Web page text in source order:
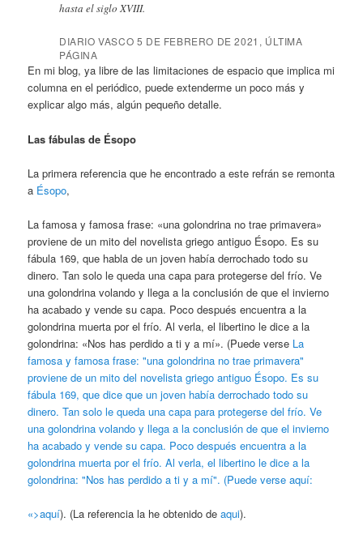
hasta el siglo XVIII.
DIARIO VASCO 5 DE FEBRERO DE 2021, ÚLTIMA
PÁGINA
En mi blog, ya libre de las limitaciones de espacio que implica mi
columna en el periódico, puede extenderme un poco más y
explicar algo más, algún pequeño detalle.
Las fábulas de Ésopo
La primera referencia que he encontrado a este refrán se remonta
a Ésopo,
La famosa y famosa frase: «una golondrina no trae primavera»
proviene de un mito del novelista griego antiguo Ésopo. Es su
fábula 169, que habla de un joven había derrochado todo su
dinero. Tan solo le queda una capa para protegerse del frío. Ve
una golondrina volando y llega a la conclusión de que el invierno
ha acabado y vende su capa. Poco después encuentra a la
golondrina muerta por el frío. Al verla, el libertino le dice a la
golondrina: «Nos has perdido a ti y a mí». (Puede verse La
famosa y famosa frase: "una golondrina no trae primavera"
proviene de un mito del novelista griego antiguo Ésopo. Es su
fábula 169, que dice que un joven había derrochado todo su
dinero. Tan solo le queda una capa para protegerse del frío. Ve
una golondrina volando y llega a la conclusión de que el invierno
ha acabado y vende su capa. Poco después encuentra a la
golondrina muerta por el frío. Al verla, el libertino le dice a la
golondrina: "Nos has perdido a ti y a mí". (Puede verse aquí:
«>aquí). (La referencia la he obtenido deaqui).